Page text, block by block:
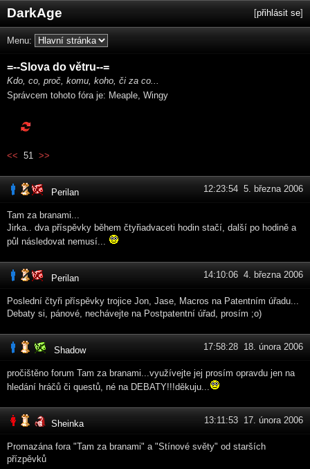
DarkAge [přihlásit se]
Menu:
=--Slova do větru--=
Kdo, co, proč, komu, koho, či za co...
Správcem tohoto fóra je: Meaple, Wingy
<< 51 >>
Perilan 12:23:54 5. března 2006
Tam za branami...
Jirka.. dva příspěvky během čtyřiadvaceti hodin stačí, další po hodině a
půl následovat nemusí...
Perilan 14:10:06 4. března 2006
Poslední čtyři příspěvky trojice Jon, Jase, Macros na Patentním úřadu...
Debaty si, pánové, nechávejte na Postpatentní úřad, prosím ;o)
Shadow 17:58:28 18. února 2006
pročištěno forum Tam za branami...využívejte jej prosím opravdu jen na
hledání hráčů či questů, né na DEBATY!!!děkuju...
Sheinka 13:11:53 17. února 2006
Promazána fora "Tam za branami" a "Stínové světy" od starších
přízpěvků